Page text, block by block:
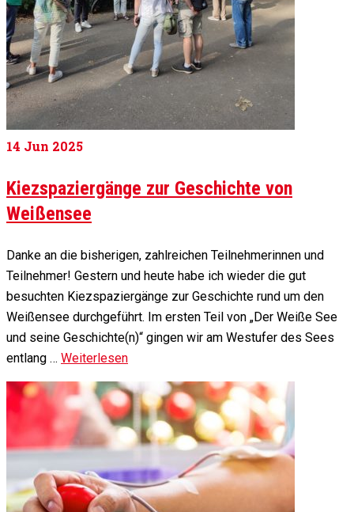
14 Jun 2025
Kiezspaziergänge zur Geschichte von
Weißensee
Danke an die bisherigen, zahlreichen Teilnehmerinnen und
Teilnehmer! Gestern und heute habe ich wieder die gut
besuchten Kiezspaziergänge zur Geschichte rund um den
Weißensee durchgeführt. Im ersten Teil von „Der Weiße See
und seine Geschichte(n)“ gingen wir am Westufer des Sees
entlang … Weiterlesen